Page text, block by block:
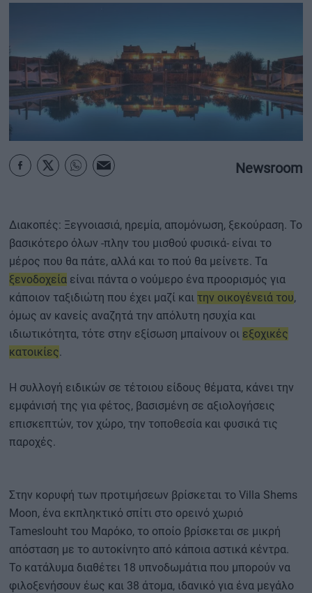
MY PROPERTY
ΚΑΡΑΜΠΟΛΕΣ
Newsroom
Διακοπές: Ξεγνοιασιά, ηρεμία, απομόνωση, ξεκούραση. Το
βασικότερο όλων -πλην του μισθού φυσικά- είναι το
μέρος που θα πάτε, αλλά και το πού θα μείνετε. Τα
ξενοδοχεία είναι πάντα ο νούμερο ένα προορισμός για
κάποιον ταξιδιώτη που έχει μαζί και την οικογένειά του,
όμως αν κανείς αναζητά την απόλυτη ησυχία και
ιδιωτικότητα, τότε στην εξίσωση μπαίνουν οι εξοχικές
κατοικίες.
Η συλλογή ειδικών σε τέτοιου είδους θέματα, κάνει την
εμφάνισή της για φέτος, βασισμένη σε αξιολογήσεις
επισκεπτών, τον χώρο, την τοποθεσία και φυσικά τις
παροχές.
Στην κορυφή των προτιμήσεων βρίσκεται το Villa Shems
Moon, ένα εκπληκτικό σπίτι στο ορεινό χωριό
Tameslouht του Μαρόκο, το οποίο βρίσκεται σε μικρή
απόσταση με το αυτοκίνητο από κάποια αστικά κέντρα.
Το κατάλυμα διαθέτει 18 υπνοδωμάτια που μπορούν να
φιλοξενήσουν έως και 38 άτομα, ιδανικό για ένα μεγάλο